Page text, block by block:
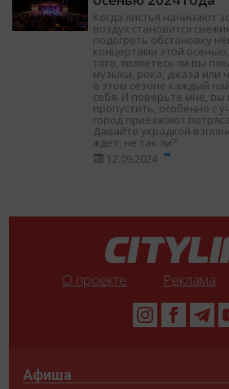
Когда листья начинают
воздух становится
подогреть обстановку
концертами этой
того, являетесь ли вы
музыки, рока, джаза или
в этом сезоне каждый
себя. И поверьте мне, вы
пропустить, особенно с
город приезжают
Давайте украдкой
ждет, не так ли?
12.09.2024
О проекте Реклама
Афиша